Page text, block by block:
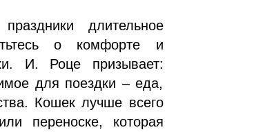
длительное
о комфорте и
И. Роце призывает:
для поездки – еда,
Кошек лучше всего
переноске, которая